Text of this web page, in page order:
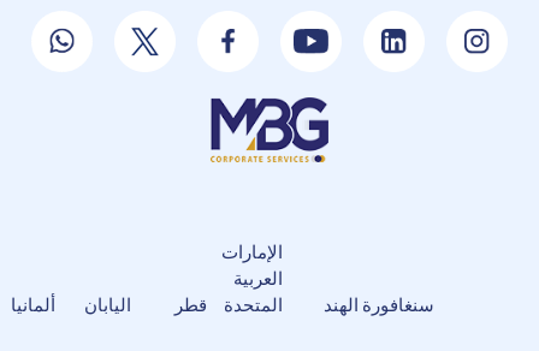
سنغافورة الهند
الإمارات
العربية
المتحدة
قطر اليابان ألمانيا